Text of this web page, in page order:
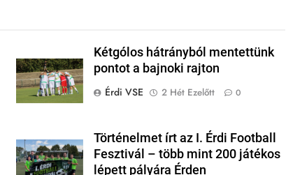
Kétgólos hátrányból mentettünk
pontot a bajnoki rajton
Érdi VSE
2 Hét Ezelőtt 0
Történelmet írt az I. Érdi Football
Fesztivál – több mint 200 játékos
lépett pályára Érden